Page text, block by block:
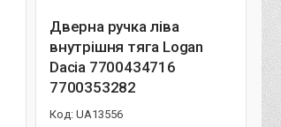
Дверна ручка ліва
внутрішня тяга Logan
Dacia 7700434716
7700353282
UA13556